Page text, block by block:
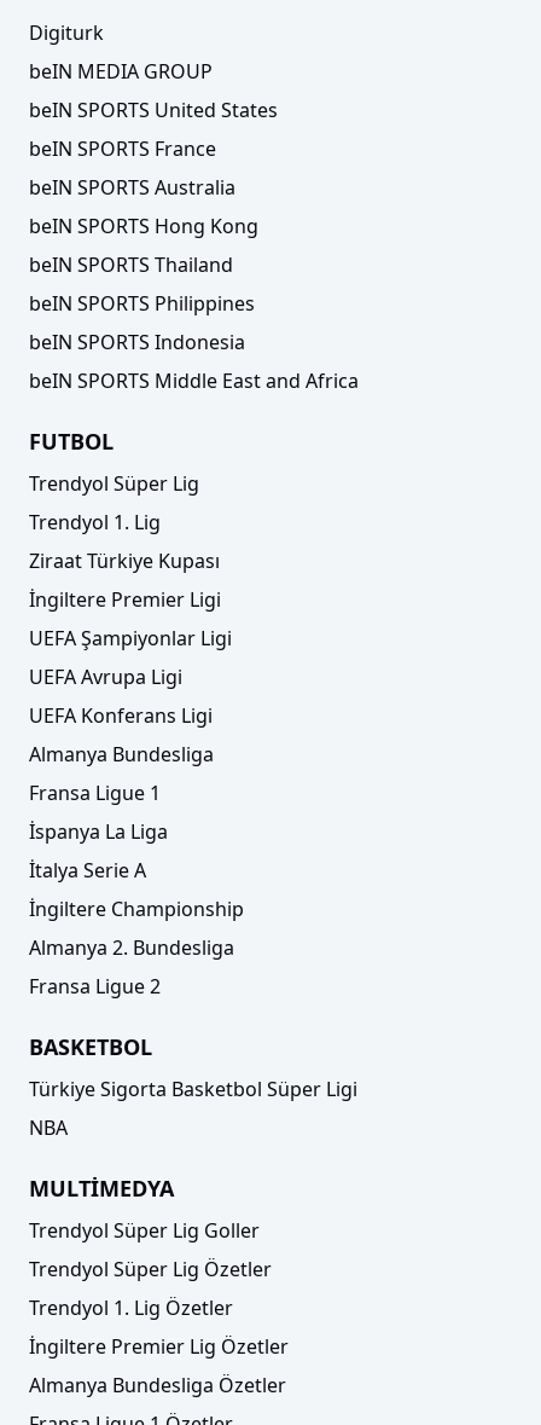
Digiturk
beIN MEDIA GROUP
beIN SPORTS United States
beIN SPORTS France
beIN SPORTS Australia
beIN SPORTS Hong Kong
beIN SPORTS Thailand
beIN SPORTS Philippines
beIN SPORTS Indonesia
beIN SPORTS Middle East and Africa
FUTBOL
Trendyol Süper Lig
Trendyol 1. Lig
Ziraat Türkiye Kupası
İngiltere Premier Ligi
UEFA Şampiyonlar Ligi
UEFA Avrupa Ligi
UEFA Konferans Ligi
Almanya Bundesliga
Fransa Ligue 1
İspanya La Liga
İtalya Serie A
İngiltere Championship
Almanya 2. Bundesliga
Fransa Ligue 2
BASKETBOL
Türkiye Sigorta Basketbol Süper Ligi
NBA
MULTİMEDYA
Trendyol Süper Lig Goller
Trendyol Süper Lig Özetler
Trendyol 1. Lig Özetler
İngiltere Premier Lig Özetler
Almanya Bundesliga Özetler